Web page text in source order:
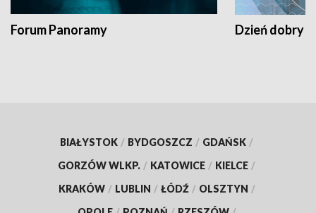
Forum Panoramy Dzień dobry
BIAŁYSTOK / BYDGOSZCZ / GDAŃSK /
GORZÓW WLKP. / KATOWICE / KIELCE /
KRAKÓW / LUBLIN / ŁÓDŹ / OLSZTYN /